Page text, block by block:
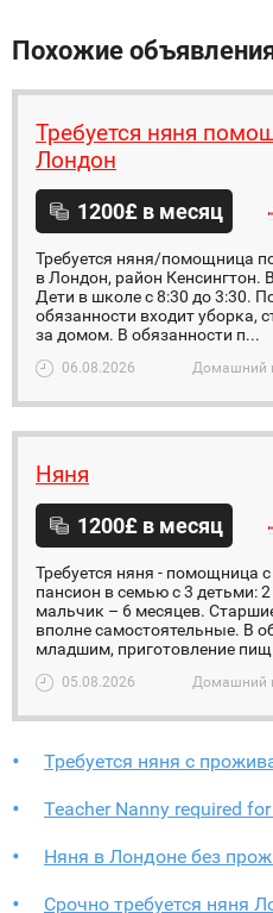
Похожие
Требуется няня
Лондон
1200£ в месяц
Требуется няня/помощница
в Лондон, район Кенсингтон.
Дети в школе с 8:30 до 3:30.
обязанности входит уборка,
за домом. В обязанности п...
06.08.2026 Домашний
Няня
1200£ в месяц
Требуется няня - помощница
пансион в семью с 3 детьми:
мальчик – 6 месяцев.
вполне самостоятельные. В
младшим, приготовление
05.08.2026 Домашний
Требуется няня с
Teacher Nanny required
Няня в Лондоне без
Срочно требуется няня